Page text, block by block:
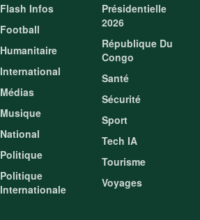
Flash Infos
Football
Humanitaire
International
Médias
Musique
National
Politique
Politique
Internationale
Présidentielle
2026
République Du
Congo
Santé
Sécurité
Sport
Tech IA
Tourisme
Voyages